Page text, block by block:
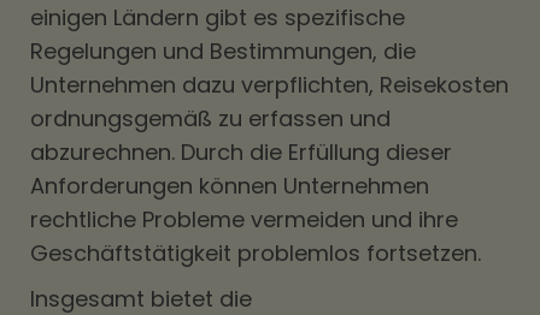
einigen Ländern gibt es spezifische
Regelungen und Bestimmungen, die
Unternehmen dazu verpflichten, Reisekosten
ordnungsgemäß zu erfassen und
abzurechnen. Durch die Erfüllung dieser
Anforderungen können Unternehmen
rechtliche Probleme vermeiden und ihre
Geschäftstätigkeit problemlos fortsetzen.
Insgesamt bietet die